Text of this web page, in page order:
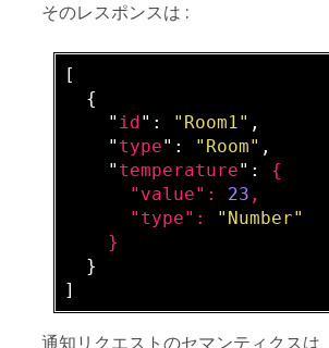
そのレスポンスは :
[
  {
    "
id": "Room1" ,
    "
type": "Room" ,
    "
temperature": {
      "
value": 23 ,
      "
type":
"Number"
}
}
通知リクエストのセマンティクスは、